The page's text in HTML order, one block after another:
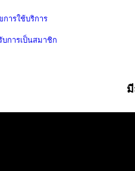
การใช้บริการ
การเป็นสมาชิก